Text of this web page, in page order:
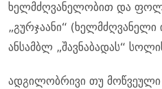
ხელმძღვანელობით და
„გურჯაანი“
ანსამბლ „შავნაბადას“
ადგილობრივი თუ მოწვეული